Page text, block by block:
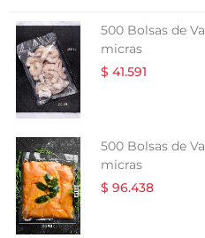
500 Bolsas de
micras
$ 41.591
500 Bolsas de
micras
$ 96.438